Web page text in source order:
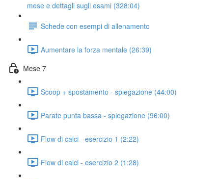
mese e dettagli sugli esami (328:04)
Schede con esempi di allenamento
Aumentare la forza mentale (26:39)
Mese 7
Scoop + spostamento - spiegazione (44:00)
Parate punta bassa - spiegazione (96:00)
Flow di calci - esercizio 1 (2:22)
Flow di calci - esercizio 2 (1:28)